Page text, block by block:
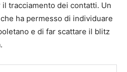
tracciamento dei contatti. Un
ha permesso di individuare
e di far scattare il blitz